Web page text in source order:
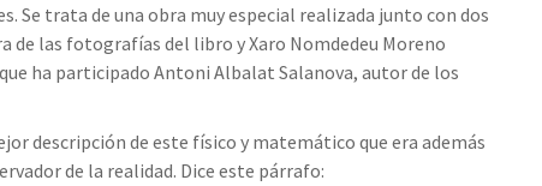
Se trata de una obra muy especial realizada junto con dos
las fotografías del libro y Xaro Nomdedeu Moreno
ha participado Antoni Albalat Salanova, autor de los
descripción de este físico y matemático que era además
de la realidad. Dice este párrafo: